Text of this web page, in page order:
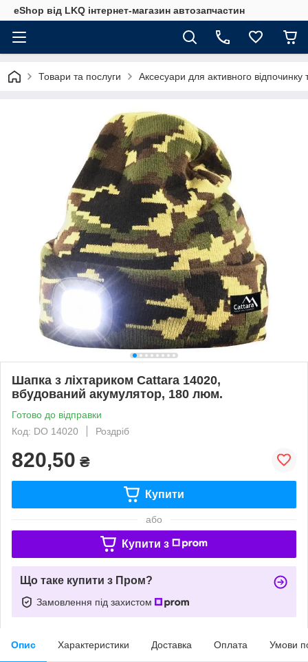
eShop від LKQ інтернет-магазин автозапчастин
Товари та послуги Аксесуари для активного відпочинку
Шапка з ліхтариком Cattara 14020,
вбудований акумулятор, 180 люм.
Готово до відправки
Код: DO 14020
Роздріб
820,50 ₴
Купити
або
Купити з
Що таке купити з Пром?
Замовлення під захистом
Опис Характеристики Доставка Оплата Умови